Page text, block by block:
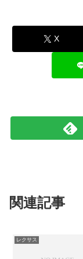
X
関連記事
レクサス